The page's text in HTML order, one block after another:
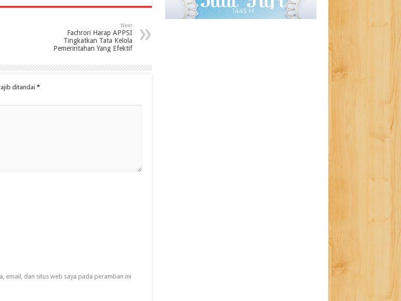
Next
Fachrori Harap APPSI
Tingkatkan Tata Kelola
Pemerintahan Yang Efektif
ditandai *
email, dan situs web saya pada peramban ini